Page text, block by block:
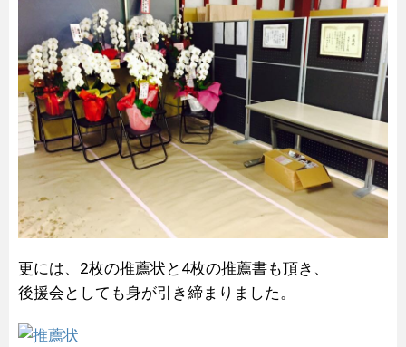
更には、2枚の推薦状と4枚の推薦書も頂き、
後援会としても身が引き締まりました。